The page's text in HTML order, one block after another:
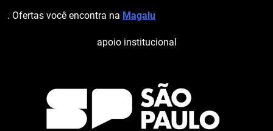
. Ofertas você encontra na Magalu
apoio institucional